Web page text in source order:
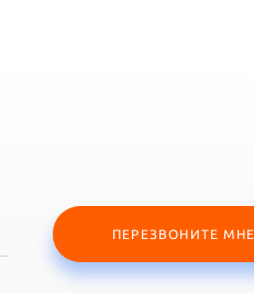
ПЕРЕЗВОНИТЕ МНЕ